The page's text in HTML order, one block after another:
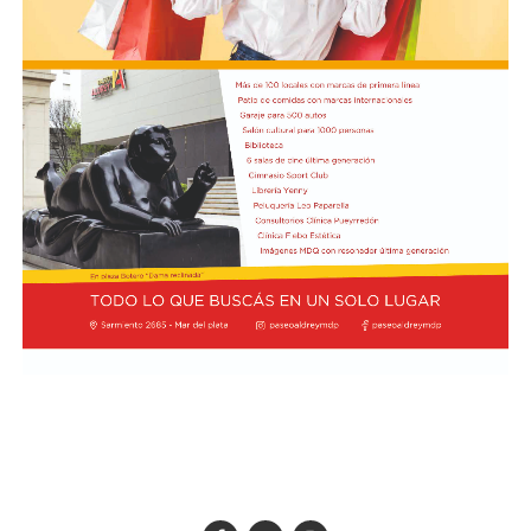
Cómo funciona el Power Ranking de la Fórmula 1
Esta clasificación funciona a través de un panel de cinco
expertos que luego de cada Gran Premio de la F1 asigna
una calificación individual a cada piloto según su
actuación a lo largo de todo el fin de semana, por lo que
incluye también la clasificación previa y, en caso de
tener, las carreras sprint.